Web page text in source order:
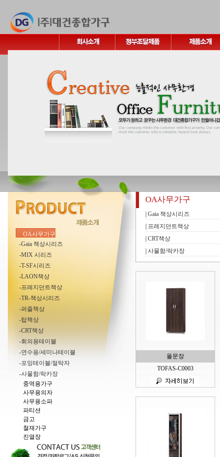
OA사무가구
-Gaia 책상시리즈
-MIX 시리즈
-T-SF시리즈
-LAON책상
-프레지던트책상
-TR-책상시리즈
-퍼즐책상
-탑책상
-CRT책상
-회의용테이블
-연수용/세미나테이블
-포밍테이블/절탁자
-사물함/락카장
중역용가구
사무용의자
사무용소파
파티션
금고
철재가구
진열장
OA사무가구
Gaia 책상시리즈
프레지던트책상
CRT책상
사물함/락카장
올문장
TOFAS-C0003